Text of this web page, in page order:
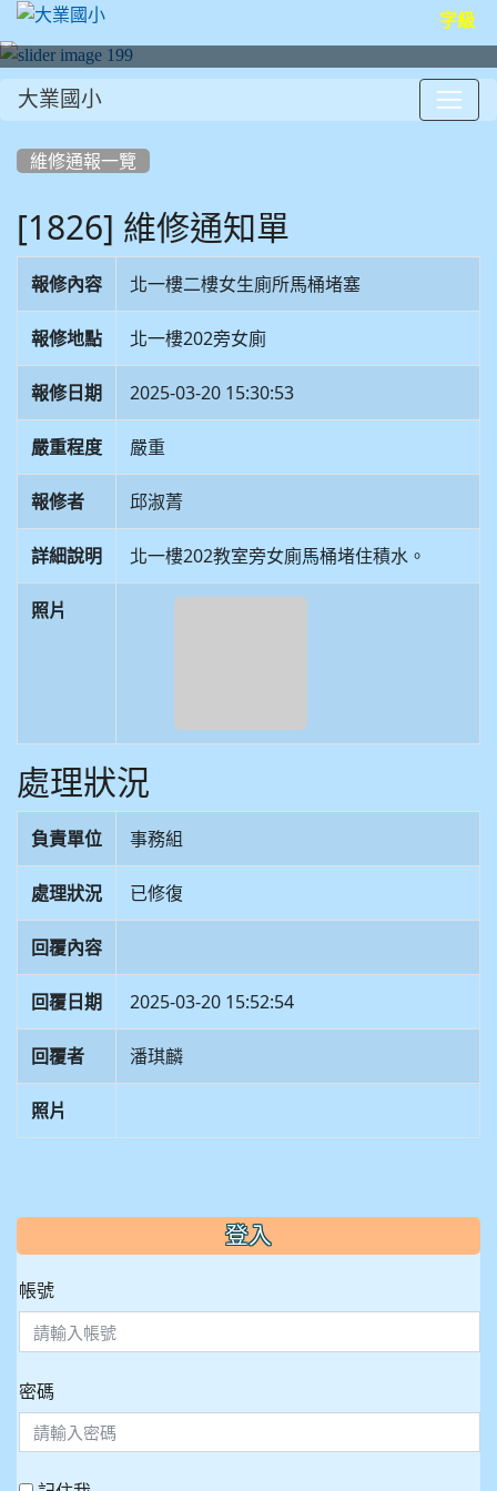
字級
大業國小
維修通報一覽
[1826] 維修通知單
報修內容 北一樓二樓女生廁所馬桶堵塞
報修地點 北一樓202旁女廁
報修日期 2025-03-20 15:30:53
嚴重程度 嚴重
報修者 邱淑菁
詳細說明 北一樓202教室旁女廁馬桶堵住積水。
照片
處理狀況
負責單位 事務組
處理狀況 已修復
回覆內容
回覆日期 2025-03-20 15:52:54
回覆者 潘琪麟
照片
::: 登入
帳號
密碼